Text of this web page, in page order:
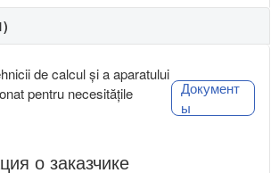
de calcul și a aparatului
pentru necesitățile
Документ
ы
о заказчике